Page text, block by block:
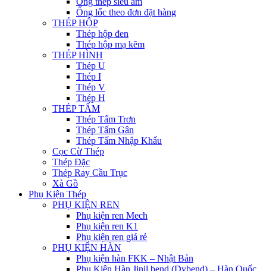
Ống lốc theo đơn đặt hàng
THÉP HỘP
Thép hộp đen
Thép hộp mạ kẽm
THÉP HÌNH
Thép U
Thép I
Thép V
Thép H
THÉP TẤM
Thép Tấm Trơn
Thép Tấm Gân
Thép Tấm Nhập Khẩu
Cọc Cừ Thép
Thép Đặc
Thép Ray Cầu Trục
Xà Gồ
Phụ Kiện Thép
PHỤ KIỆN REN
Phụ kiện ren Mech
Phụ kiện ren K1
Phụ kiện ren giá rẻ
PHỤ KIỆN HÀN
Phụ kiện hàn FKK – Nhật Bản
Phụ Kiện Hàn Jinil bend (Dybend) – Hàn Quốc